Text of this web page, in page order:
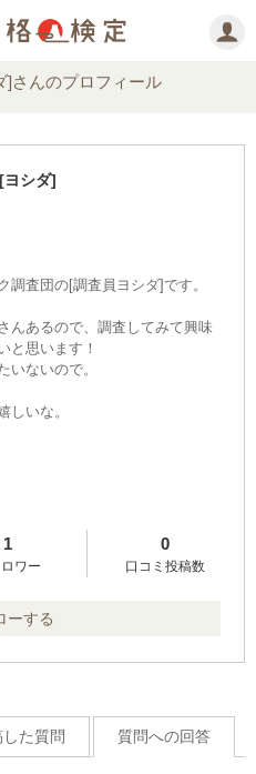
]さんのプロフィール
ヨシダ]
調査団の[調査員ヨシダ]です。
んあるので、調査してみて興味
と思います！
いないので。
しいな。
1
ワー
0
口コミ投稿数
ーする
た質問 質問への回答